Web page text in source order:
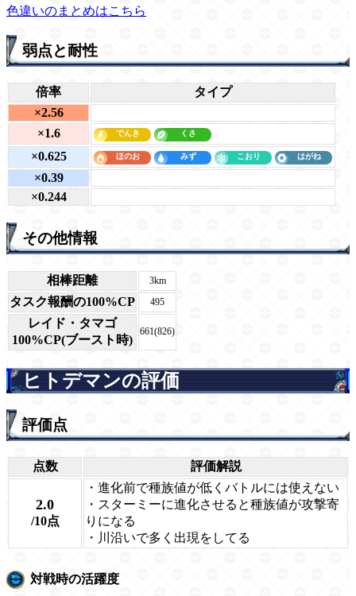
色違いのまとめはこちら
弱点と耐性
倍率
タイプ
×2.56
×1.6
×0.625
×0.39
×0.244
その他情報
相棒距離 3km
タスク報酬の100%CP 495
レイド・タマゴ
100%CP(ブースト時)
661(826)
ヒトデマンの評価
評価点
点数 評価解説
2.0
/10点
・進化前で種族値が低くバトルには使えない
・スターミーに進化させると種族値が攻撃寄
りになる
・川沿いで多く出現をしてる
対戦時の活躍度